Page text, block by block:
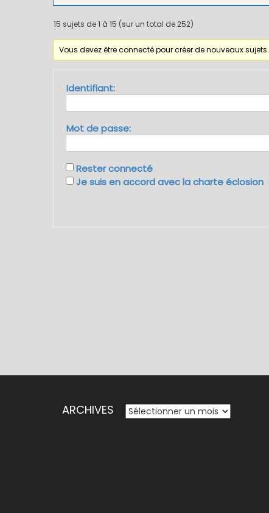
15 sujets de 1 à 15 (sur un total de 252)
Vous devez être connecté pour créer de nouveaux sujets.
Identifiant:
Mot de passe:
Rester connecté
Je suis en accord avec la charte éclosion
ARCHIVES ARCHIVES